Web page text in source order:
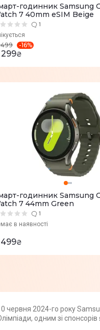
годинник Samsung
7 40mm eSIM Beige
1
499 -16%
299₴
годинник Samsung
7 44mm Green
1
в наявності
₴
червня 2024-го року
одним зі